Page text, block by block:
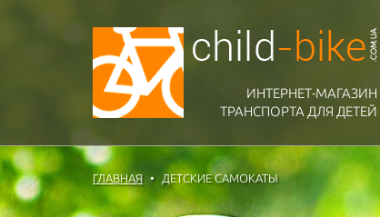
ИНТЕРНЕТ-МАГАЗИН
ТРАНСПОРТА ДЛЯ ДЕТЕЙ
ГЛАВНАЯ ДЕТСКИЕ САМОКАТЫ